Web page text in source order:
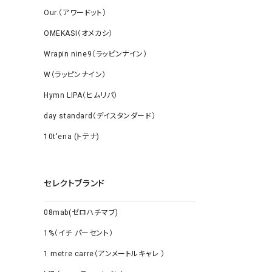
Our.（アワードット）
OMEKASI（オメカシ）
Wrapin nine9（ラッピンナイン）
W（ラッピンナイン）
Hymn LIPA（ヒムリパ）
day standard（デイスタンダード）
10t'ena (トテナ)
セレクトブランド
08mab(ゼロハチマブ)
1%（イチ パーセント）
1 metre carre（アンメートルキャレ ）